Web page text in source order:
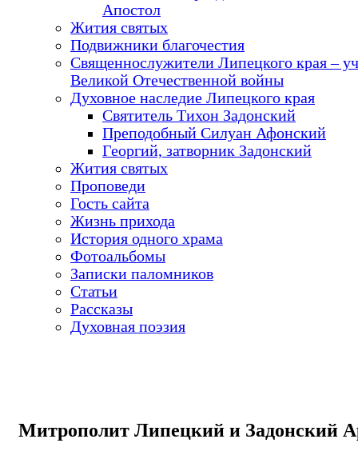
Апостол
Жития святых
Подвижники благочестия
Священнослужители Липецкого края –
Великой Отечественной войны
Духовное наследие Липецкого края
Святитель Тихон Задонский
Преподобный Силуан Афонский
Георгий, затворник Задонский
Жития святых
Проповеди
Гость сайта
Жизнь прихода
История одного храма
Фотоальбомы
Записки паломников
Статьи
Рассказы
Духовная поэзия
Митрополит Липецкий и Задонский